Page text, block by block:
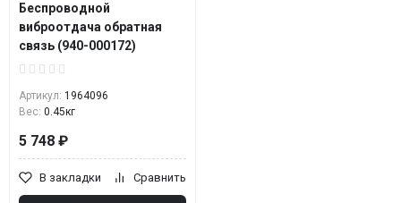
Беспроводной
виброотдача обратная
связь (940-000172)
Артикул: 1964096
Вес: 0.45кг
5 748 ₽
В закладки Сравнить